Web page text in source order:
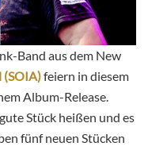
Band aus dem New
(SOIA)feiern in diesem
Album-Release.
Stück heißen und es
fünf neuen Stücken